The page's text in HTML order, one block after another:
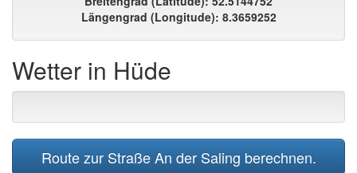
Längengrad (Longitude): 8.3659252
Wetter in Hüde
Route zur Straße An der Saling berechnen.